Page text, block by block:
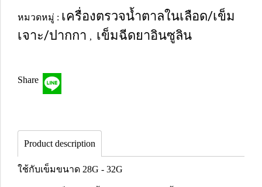
หมวดหมู่ : เครื่องตรวจน้ำตาลในเลือด/เข็ม
เจาะ/ปากกา , เข็มฉีดยาอินซูลิน
Share
Product description
ใช้กับเข็มขนาด 28G - 32G